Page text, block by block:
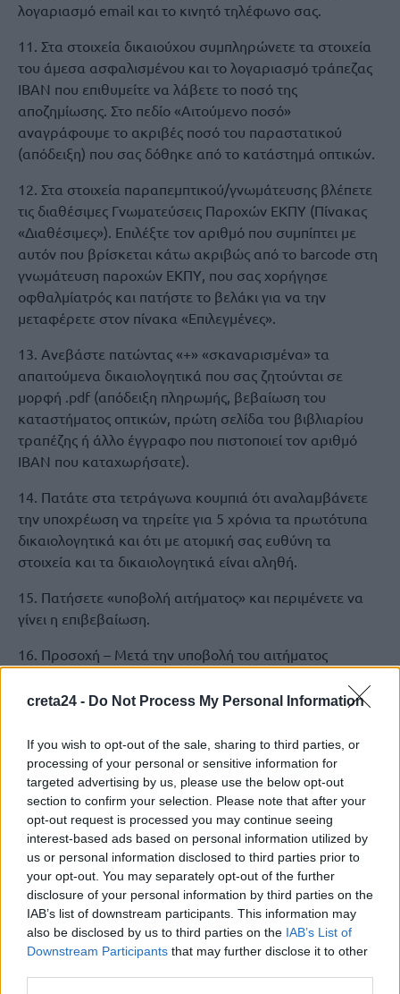
creta24 - Do Not Process My Personal Information
If you wish to opt-out of the sale, sharing to third parties, or
processing of your personal or sensitive information for
targeted advertising by us, please use the below opt-out
section to confirm your selection. Please note that after your
opt-out request is processed you may continue seeing
interest-based ads based on personal information utilized by
us or personal information disclosed to third parties prior to
your opt-out. You may separately opt-out of the further
disclosure of your personal information by third parties on the
IAB’s list of downstream participants. This information may
also be disclosed by us to third parties on the IAB’s List of
Downstream Participants that may further disclose it to other
λογαριασμό email και το κινητό τηλέφωνο σας.
11. Στα στοιχεία δικαιούχου συμπληρώνετε τα στοιχεία
του άμεσα ασφαλισμένου και το λογαριασμό τράπεζας
ΙΒΑΝ που επιθυμείτε να λάβετε το ποσό της
αποζημίωσης. Στο πεδίο «Αιτούμενο ποσό»
αναγράφουμε το ακριβές ποσό του παραστατικού
(απόδειξη) που σας δόθηκε από το κατάστημά οπτικών.
12. Στα στοιχεία παραπεμπτικού/γνωμάτευσης βλέπετε
τις διαθέσιμες Γνωματεύσεις Παροχών ΕΚΠΥ (Πίνακας
«Διαθέσιμες»). Επιλέξτε τον αριθμό που συμπίπτει με
αυτόν που βρίσκεται κάτω ακριβώς από το barcode στη
γνωμάτευση παροχών ΕΚΠΥ, που σας χορήγησε
οφθαλμίατρός και πατήστε το βελάκι για να την
μεταφέρετε στον πίνακα «Επιλεγμένες».
13. Ανεβάστε πατώντας «+» «σκαναρισμένα» τα
απαιτούμενα δικαιολογητικά που σας ζητούνται σε
μορφή .pdf (απόδειξη πληρωμής, βεβαίωση του
καταστήματος οπτικών, πρώτη σελίδα του βιβλιαρίου
τραπέζης ή άλλο έγγραφο που πιστοποιεί τον αριθμό
IBAN που καταχωρήσατε).
14. Πατάτε στα τετράγωνα κουμπιά ότι αναλαμβάνετε
την υποχρέωση να τηρείτε για 5 χρόνια τα πρωτότυπα
δικαιολογητικά και ότι με ατομική σας ευθύνη τα
στοιχεία και τα δικαιολογητικά είναι αληθή.
15. Πατήσετε «υποβολή αιτήματος» και περιμένετε να
γίνει η επιβεβαίωση.
16. Προσοχή – Μετά την υποβολή του αιτήματος
ώστε να απευθυνθείτε σε περίπτωση που κάτι πάει
διεκπεραίωσης μπορεί να υπερβεί τους 2-3 μήνες.
ΑΙΤΗΣΗ ΑΠΟΖΗΜΙΩΣΗ ΕΟΠΥΥ ΟΠΤΙΚΑ
ΠΡΟΗΓΟΎΜΕΝΟ
Αχτσιόγλου: Ο δρόμος στη Νέα
Αριστερά ήταν αδιέξοδος – Δεν
έχω μιλήσει με τον Τσίπρα από
το 2023